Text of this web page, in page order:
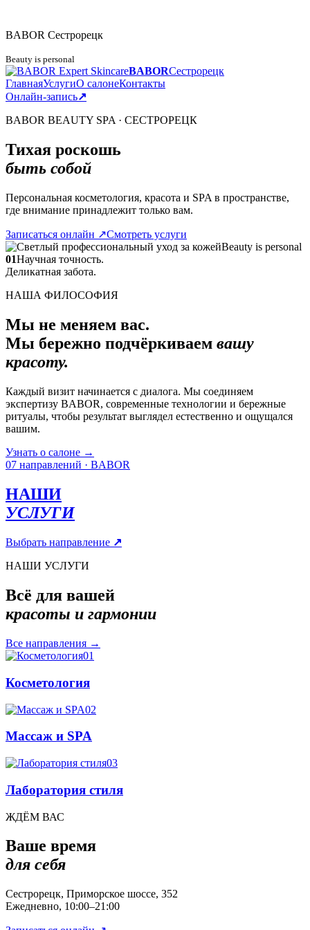
BABOR Сестрорецк
Beauty is personal
BABORСестрорецк
ГлавнаяУслугиО салонеКонтакты
Онлайн-запись↗
BABOR BEAUTY SPA · СЕСТРОРЕЦК
Тихая роскошь
быть собой
Персональная косметология, красота и SPA в пространстве,
где внимание принадлежит только вам.
Записаться онлайн ↗Смотреть услуги
Beauty is personal
01Научная точность.
Деликатная забота.
НАША ФИЛОСОФИЯ
Мы не меняем вас.
Мы бережно подчёркиваем вашу
красоту.
Каждый визит начинается с диалога. Мы соединяем
экспертизу BABOR, современные технологии и бережные
ритуалы, чтобы результат выглядел естественно и ощущался
вашим.
Узнать о салоне →
07 направлений · BABOR
НАШИ
УСЛУГИ
Выбрать направление ↗
НАШИ УСЛУГИ
Всё для вашей
красоты и гармонии
Все направления →
01
Косметология
02
Массаж и SPA
03
Лаборатория стиля
ЖДЁМ ВАС
Ваше время
для себя
Сестрорецк, Приморское шоссе, 352
Ежедневно, 10:00–21:00